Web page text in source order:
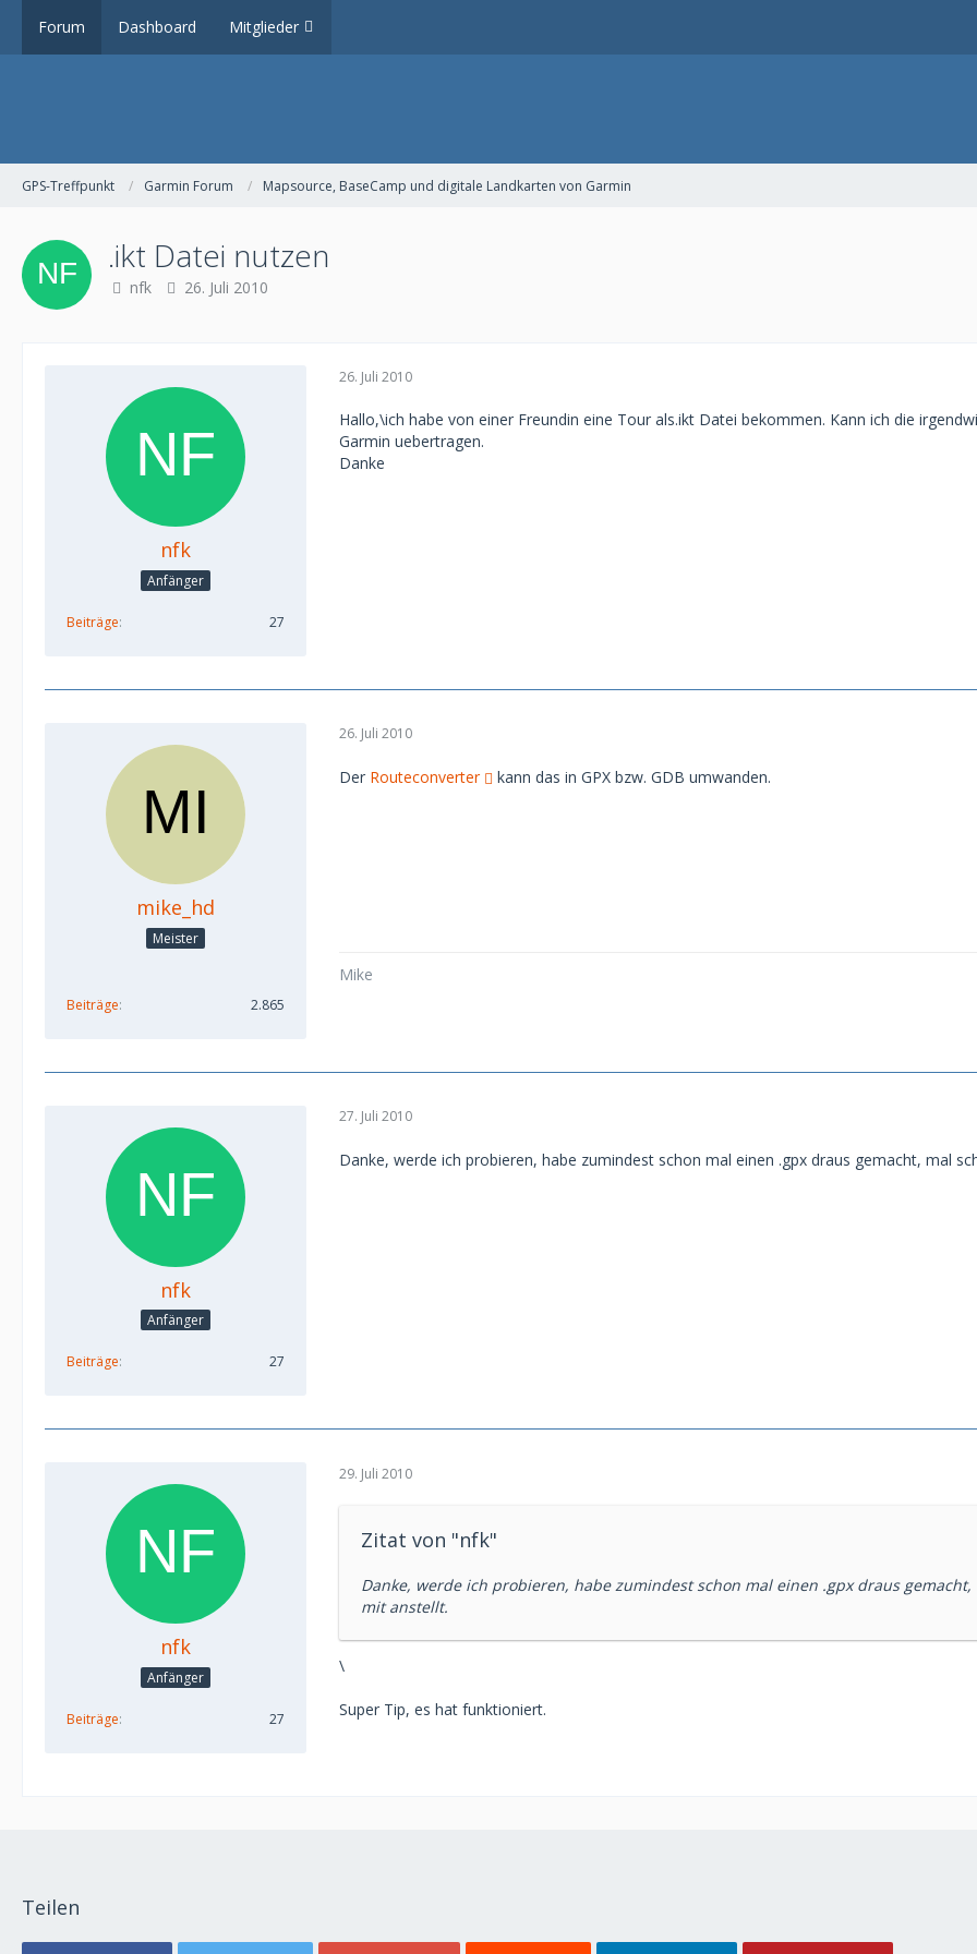
Forum Dashboard Mitglieder
GPS-Treffpunkt Garmin Forum Mapsource, BaseCamp und digitale Landkarten von Garmin
.ikt Datei nutzen
nfk 26. Juli 2010
nfk
Anfänger
Beiträge 27
26. Juli 2010
Hallo,\ich habe von einer Freundin eine Tour als.ikt Datei bekommen. Kann ich die
Garmin uebertragen.
Danke
mike_hd
Meister
Beiträge 2.865
26. Juli 2010
Der Routeconverter kann das in GPX bzw. GDB umwanden.
Mike
nfk
Anfänger
Beiträge 27
27. Juli 2010
Danke, werde ich probieren, habe zumindest schon mal einen .gpx draus gemacht, mal
nfk
Anfänger
Beiträge 27
29. Juli 2010
Zitat von "nfk"
Danke, werde ich probieren, habe zumindest schon mal einen .gpx draus
mit anstellt.
\
Super Tip, es hat funktioniert.
Teilen